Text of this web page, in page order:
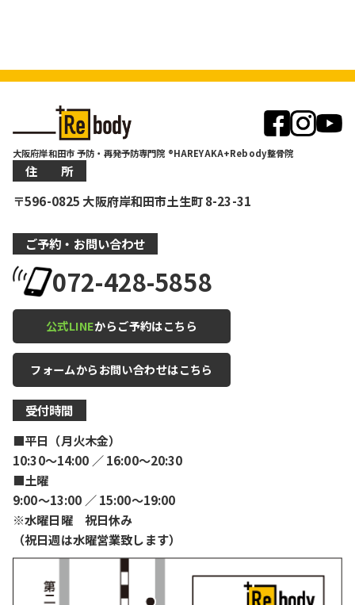
大阪府岸和田市 予防・再発予防専門院 ®HAREYAKA+Rebody整骨院
住 所
〒596-0825 大阪府岸和田市土生町 8-23-31
ご予約・お問い合わせ
072-428-5858
公式LINEからご予約はこちら
フォームからお問い合わせはこちら
受付時間
■平日（月火木金）
10:30〜14:00 ／ 16:00〜20:30
■土曜
9:00〜13:00 ／ 15:00〜19:00
※水曜日曜 祝日休み
（祝日週は水曜営業致します）